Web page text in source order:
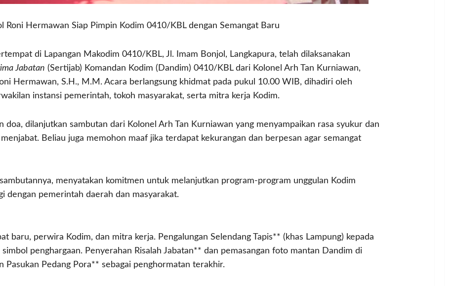
Roni Hermawan Siap Pimpin Kodim 0410/KBL dengan Semangat Baru
di Lapangan Makodim 0410/KBL, Jl. Imam Bonjol, Langkapura, telah dilaksanakan
Jabatan (Sertijab) Komandan Kodim (Dandim) 0410/KBL dari Kolonel Arh Tan Kurniawan,
Hermawan, S.H., M.M. Acara berlangsung khidmat pada pukul 10.00 WIB, dihadiri oleh
instansi pemerintah, tokoh masyarakat, serta mitra kerja Kodim.
doa, dilanjutkan sambutan dari Kolonel Arh Tan Kurniawan yang menyampaikan rasa syukur dan
Beliau juga memohon maaf jika terdapat kekurangan dan berpesan agar semangat
menyatakan komitmen untuk melanjutkan program-program unggulan Kodim
dengan pemerintah daerah dan masyarakat.
baru, perwira Kodim, dan mitra kerja. Pengalungan Selendang Tapis** (khas Lampung) kepada
penghargaan. Penyerahan Risalah Jabatan** dan pemasangan foto mantan Dandim di
Pasukan Pedang Pora** sebagai penghormatan terakhir.